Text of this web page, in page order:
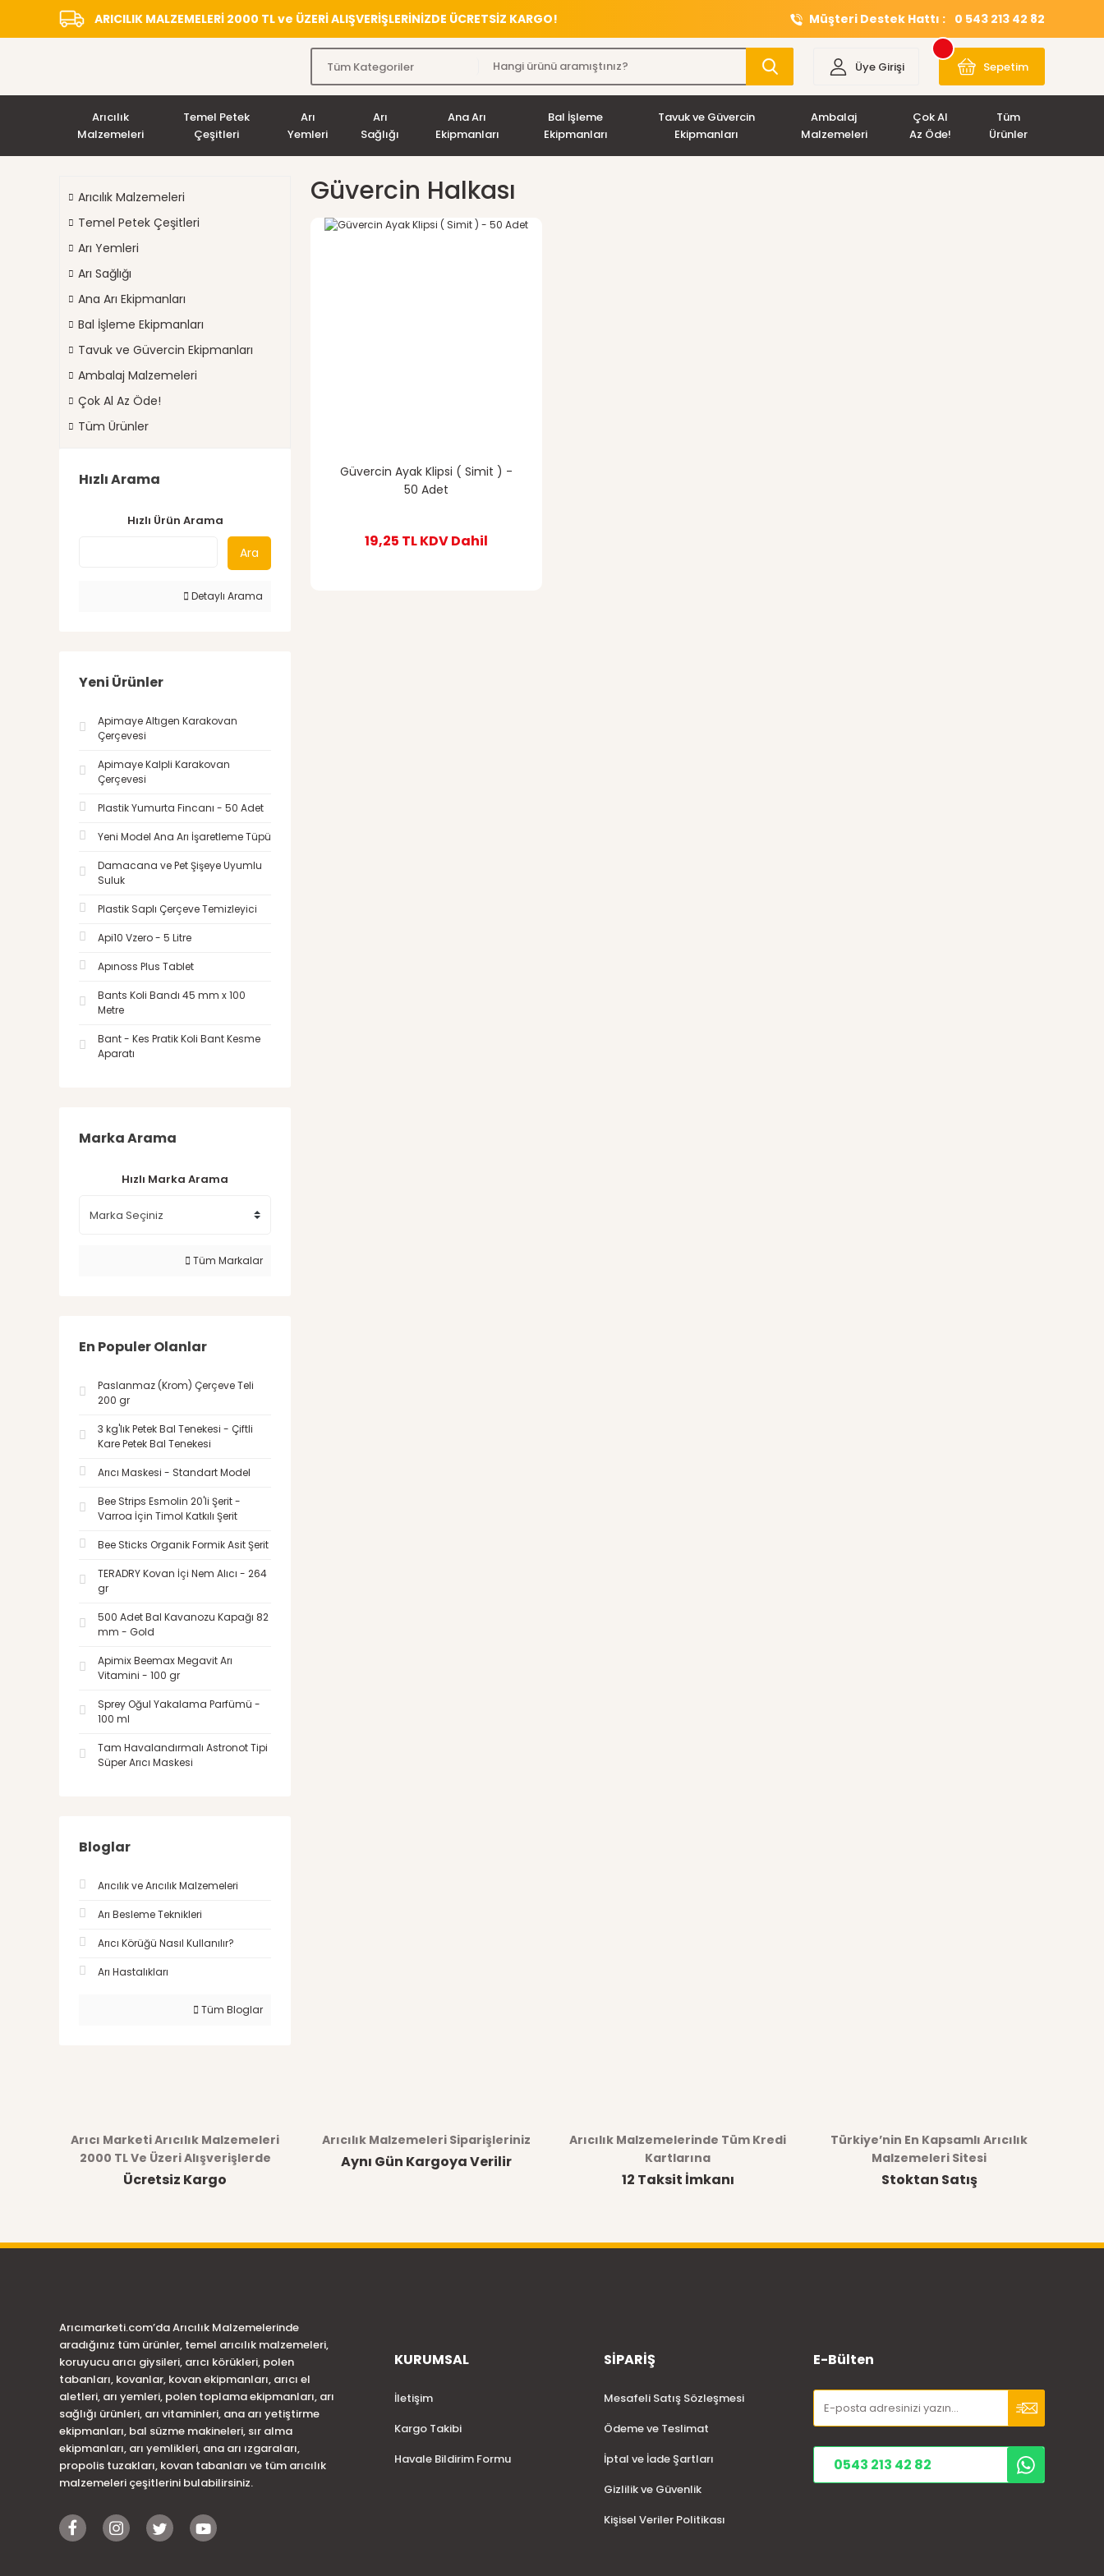
ARICILIK MALZEMELERİ 2000 TL ve ÜZERİ ALIŞVERİŞLERİNİZDE ÜCRETSİZ KARGO! Müşteri Destek Hattı : 0 543 213 42 82
Üye Girişi Sepetim
Arıcılık
Malzemeleri
Temel Petek
Çeşitleri
Arı
Yemleri
Arı
Sağlığı
Ana Arı
Ekipmanları
Bal İşleme
Ekipmanları
Tavuk ve Güvercin
Ekipmanları
Ambalaj
Malzemeleri
Çok Al
Az Öde!
Tüm
Ürünler
Arıcılık Malzemeleri
Temel Petek Çeşitleri
Arı Yemleri
Arı Sağlığı
Ana Arı Ekipmanları
Bal İşleme Ekipmanları
Tavuk ve Güvercin Ekipmanları
Ambalaj Malzemeleri
Çok Al Az Öde!
Tüm Ürünler
Hızlı Arama
Hızlı Ürün Arama
Ara
Detaylı Arama
Yeni Ürünler
Apimaye Altıgen Karakovan
Çerçevesi
Apimaye Kalpli Karakovan
Çerçevesi
Plastik Yumurta Fincanı - 50 Adet
Yeni Model Ana Arı İşaretleme Tüpü
Damacana ve Pet Şişeye Uyumlu
Suluk
Plastik Saplı Çerçeve Temizleyici
Api10 Vzero - 5 Litre
Apınoss Plus Tablet
Bants Koli Bandı 45 mm x 100
Metre
Bant - Kes Pratik Koli Bant Kesme
Aparatı
Marka Arama
Hızlı Marka Arama
Tüm Markalar
En Populer Olanlar
Paslanmaz (Krom) Çerçeve Teli
200 gr
3 kg'lık Petek Bal Tenekesi - Çiftli
Kare Petek Bal Tenekesi
Arıcı Maskesi - Standart Model
Bee Strips Esmolin 20'li Şerit -
Varroa İçin Timol Katkılı Şerit
Bee Sticks Organik Formik Asit Şerit
TERADRY Kovan İçi Nem Alıcı - 264
gr
500 Adet Bal Kavanozu Kapağı 82
mm - Gold
Apimix Beemax Megavit Arı
Vitamini - 100 gr
Sprey Oğul Yakalama Parfümü -
100 ml
Tam Havalandırmalı Astronot Tipi
Süper Arıcı Maskesi
Bloglar
Arıcılık ve Arıcılık Malzemeleri
Arı Besleme Teknikleri
Arıcı Körüğü Nasıl Kullanılır?
Arı Hastalıkları
Tüm Bloglar
Güvercin Halkası
Güvercin Ayak Klipsi ( Simit ) -
50 Adet
19,25 TLKDV Dahil
Arıcı Marketi Arıcılık Malzemeleri
2000 TL Ve Üzeri Alışverişlerde
Ücretsiz Kargo
Arıcılık Malzemeleri Siparişleriniz
Aynı Gün Kargoya Verilir
Arıcılık Malzemelerinde Tüm Kredi
Kartlarına
12 Taksit İmkanı
Türkiye’nin En Kapsamlı Arıcılık
Malzemeleri Sitesi
Stoktan Satış
Arıcımarketi.com’da Arıcılık Malzemelerinde
aradığınız tüm ürünler, temel arıcılık malzemeleri,
koruyucu arıcı giysileri, arıcı körükleri, polen
tabanları, kovanlar, kovan ekipmanları, arıcı el
aletleri, arı yemleri, polen toplama ekipmanları, arı
sağlığı ürünleri, arı vitaminleri, ana arı yetiştirme
ekipmanları, bal süzme makineleri, sır alma
ekipmanları, arı yemlikleri, ana arı ızgaraları,
propolis tuzakları, kovan tabanları ve tüm arıcılık
malzemeleri çeşitlerini bulabilirsiniz.
KURUMSAL
İletişim
Kargo Takibi
Havale Bildirim Formu
SİPARİŞ
Mesafeli Satış Sözleşmesi
Ödeme ve Teslimat
İptal ve İade Şartları
Gizlilik ve Güvenlik
Kişisel Veriler Politikası
E-Bülten
0543 213 42 82